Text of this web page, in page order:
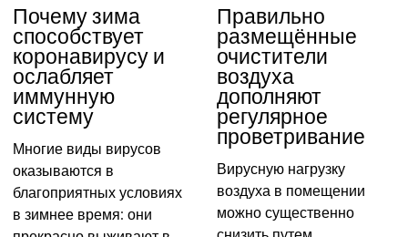
Почему зима
способствует
коронавирусу и
ослабляет
иммунную
систему
Многие виды вирусов
оказываются в
благоприятных условиях
в зимнее время: они
Правильно
размещённые
очистители
воздуха
дополняют
регулярное
проветривание
Вирусную нагрузку
воздуха в помещении
можно существенно